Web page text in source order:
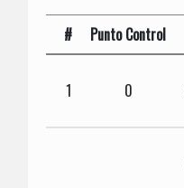
# Punto Control
1 0